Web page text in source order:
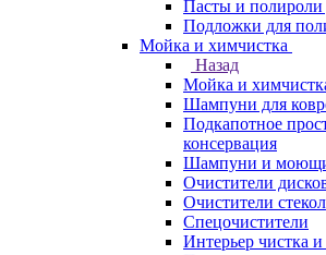
Пасты и полироли
Подложки для
Мойка и химчистка
Назад
Мойка и
Шампуни для
Подкапотное
консервация
Шампуни и
Очистители
Очистители стекол
Спецочистители
Интерьер чистка